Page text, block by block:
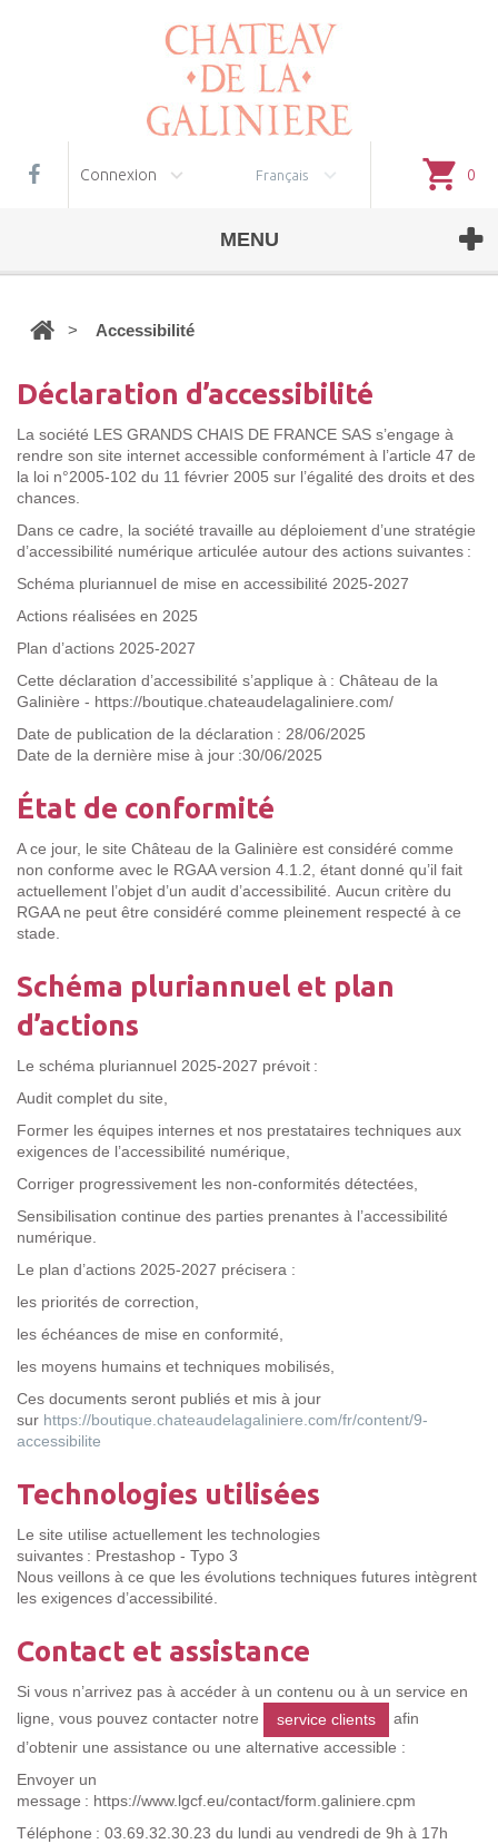
Français 0
Connexion
MENU
> Accessibilité
Déclaration d’accessibilité
La société LES GRANDS CHAIS DE FRANCE SAS s’engage à
rendre son site internet accessible conformément à l’article 47 de
la loi n°2005-102 du 11 février 2005 sur l’égalité des droits et des
chances.
Dans ce cadre, la société travaille au déploiement d’une stratégie
d’accessibilité numérique articulée autour des actions suivantes :
Schéma pluriannuel de mise en accessibilité 2025-2027
Actions réalisées en 2025
Plan d’actions 2025-2027
Cette déclaration d’accessibilité s’applique à : Château de la
Galinière - https://boutique.chateaudelagaliniere.com/
Date de publication de la déclaration : 28/06/2025
Date de la dernière mise à jour :30/06/2025
État de conformité
A ce jour, le site Château de la Galinière est considéré comme
non conforme avec le RGAA version 4.1.2, étant donné qu’il fait
actuellement l’objet d’un audit d’accessibilité. Aucun critère du
RGAA ne peut être considéré comme pleinement respecté à ce
stade.
Schéma pluriannuel et plan
d’actions
Le schéma pluriannuel 2025-2027 prévoit :
Audit complet du site,
Former les équipes internes et nos prestataires techniques aux
exigences de l’accessibilité numérique,
Corriger progressivement les non-conformités détectées,
Sensibilisation continue des parties prenantes à l’accessibilité
numérique.
Le plan d’actions 2025-2027 précisera :
les priorités de correction,
les échéances de mise en conformité,
les moyens humains et techniques mobilisés,
Ces documents seront publiés et mis à jour
sur https://boutique.chateaudelagaliniere.com/fr/content/9-
accessibilite
Technologies utilisées
Le site utilise actuellement les technologies
suivantes : Prestashop - Typo 3
Nous veillons à ce que les évolutions techniques futures intègrent
les exigences d’accessibilité.
Contact et assistance
Si vous n’arrivez pas à accéder à un contenu ou à un service en
ligne, vous pouvez contacter notre service clients
afin
d’obtenir une assistance ou une alternative accessible :
Envoyer un
message : https://www.lgcf.eu/contact/form.galiniere.cpm
Téléphone : 03.69.32.30.23 du lundi au vendredi de 9h à 17h